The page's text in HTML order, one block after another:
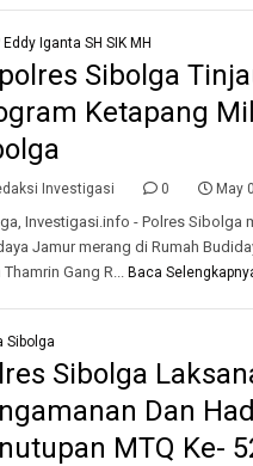
Eddy Iganta SH SIK MH
Sibolga
Ketapang
Investigasi 0 May
Investigasi.info - Polres Sibolga
Jamur merang di Rumah
Gang R...
Baca
Sibolga
Sibolga
Dan
MTQ Ke-